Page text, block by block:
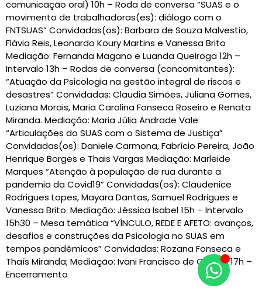
comunicação oral) 10h – Roda de conversa “SUAS e o
movimento de trabalhadoras(es): diálogo com o
FNTSUAS” Convidadas(os): Barbara de Souza Malvestio,
Flávia Reis, Leonardo Koury Martins e Vanessa Brito
Mediação: Fernanda Magano e Luanda Queiroga 12h –
Intervalo 13h – Rodas de conversa (concomitantes):
“Atuação da Psicologia na gestão integral de riscos e
desastres” Convidadas: Claudia Simões, Juliana Gomes,
Luziana Morais, Maria Carolina Fonseca Roseiro e Renata
Miranda. Mediação: Maria Júlia Andrade Vale
“Articulações do SUAS com o Sistema de Justiça”
Convidadas(os): Daniele Carmona, Fabrício Pereira, João
Henrique Borges e Thais Vargas Mediação: Marleide
Marques “Atenção à população de rua durante a
pandemia da Covid19” Convidadas(os): Claudenice
Rodrigues Lopes, Mayara Dantas, Samuel Rodrigues e
Vanessa Brito. Mediação: Jéssica Isabel 15h – Intervalo
15h30 – Mesa temática “VÍNCULO, REDE E AFETO: avanços,
desafios e construções da Psicologia no SUAS em
tempos pandêmicos” Convidadas: Rozana Fonseca e
Thaís Miranda; Mediação: Ivani Francisco de Oliveira 17h –
Encerramento